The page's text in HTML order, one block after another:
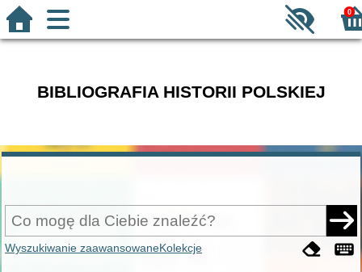
0
BIBLIOGRAFIA HISTORII POLSKIEJ
Wyszukiwanie zaawansowaneKolekcje